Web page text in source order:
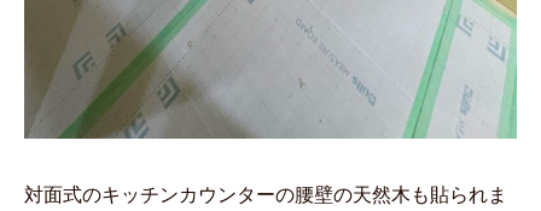
対面式のキッチンカウンターの腰壁の天然木も貼られま